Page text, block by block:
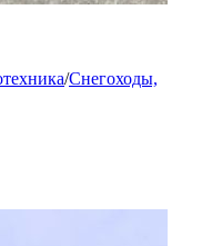
/Снегоходы,